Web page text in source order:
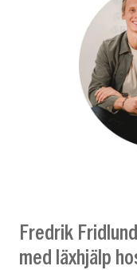
Fredrik
med läxhjälp